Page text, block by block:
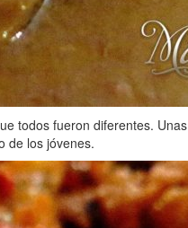
todos fueron diferentes. Unas
de los jóvenes.